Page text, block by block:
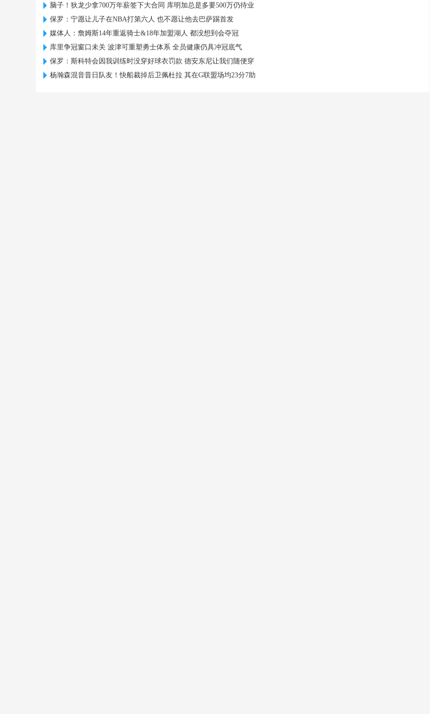
脑子！狄龙少拿700万年薪签下大合同 库明加总是多要500万仍待业
保罗：宁愿让儿子在NBA打第六人 也不愿让他去巴萨踢首发
媒体人：詹姆斯14年重返骑士&18年加盟湖人 都没想到会夺冠
库里争冠窗口未关 波津可重塑勇士体系 全员健康仍具冲冠底气
保罗：斯科特会因我训练时没穿好球衣罚款 德安东尼让我们随便穿
杨瀚森混音昔日队友！快船裁掉后卫佩杜拉 其在G联盟场均23分7助